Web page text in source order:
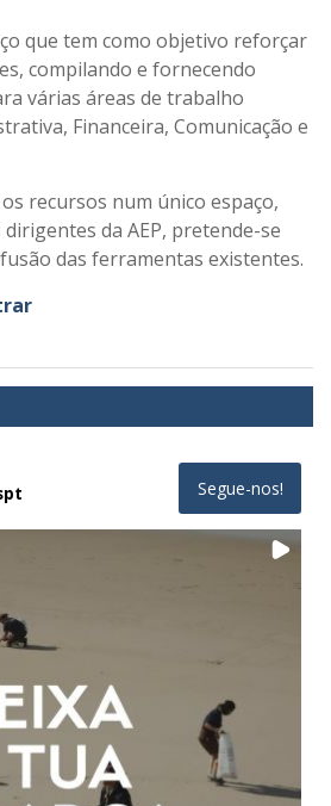
que tem como objetivo reforçar
compilando e fornecendo
várias áreas de trabalho
Financeira, Comunicação e
recursos num único espaço,
da AEP, pretende-se
das ferramentas existentes.
Segue-nos!